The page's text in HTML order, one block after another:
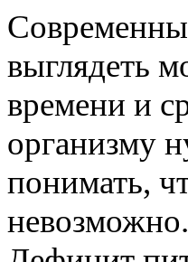
выглядеть
времени и
организму
понимать,